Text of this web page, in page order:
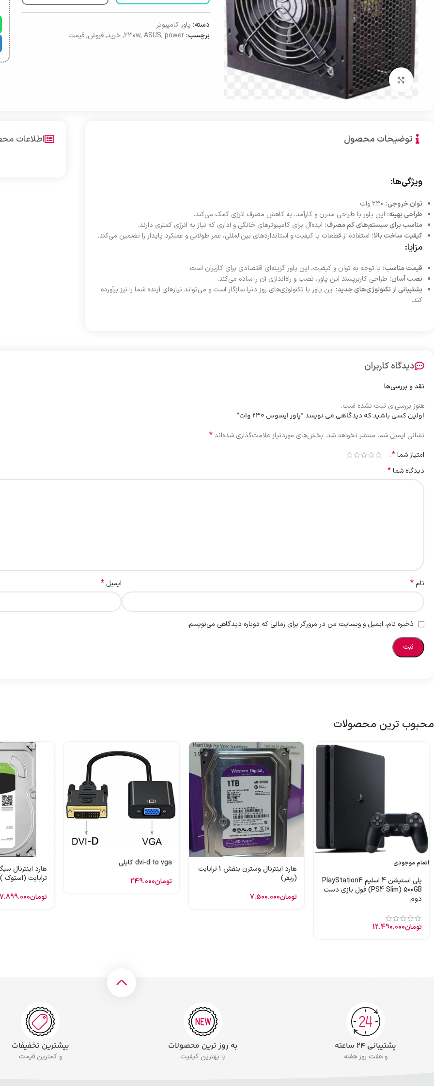
بزرگنمایی تصویر
دسته: پاور کامپیوتر
برچسب:
230w, ASUS, power
, خرید, فروش, قیمت
توضیحات محصول
ویژگی‌ها:
توان خروجی:
طراحی بهینه: این پاور با طراحی مدرن و کارآمد، به کاهش مصرف انرژی کمک می‌کند.
مناسب برای سیستم‌های کم مصرف: ایده‌آل برای کامپیوترهای خانگی و اداری که نیاز به انرژی کمتری دارند.
کیفیت ساخت بالا: استفاده از قطعات با کیفیت و استانداردهای بین‌المللی، عمر طولانی و عملکرد پایدار را تضمین می‌کند.
مزایا:
قیمت مناسب: با توجه به توان و کیفیت، این پاور گزینه‌ای اقتصادی برای کاربران است.
نصب آسان: طراحی کاربرپسند این پاور، نصب و راه‌اندازی آن را ساده می‌کند.
پشتیبانی از تکنولوژی‌های جدید: این پاور با تکنولوژی‌های روز دنیا سازگار است و می‌تواند نیازهای آینده شما را نیز برآورده
کند.
اطلاعات
دیدگاه کاربران
نقد و بررسی‌ها
هنوز بررسی‌ای ثبت نشده است.
اولین کسی باشید که دیدگاهی می نویسد “پاور ایسوس 230 وات”
نشانی ایمیل شما منتشر نخواهد شد. بخش‌های موردنیاز علامت‌گذاری شده‌اند*
امتیاز شما*
دیدگاه شما*
نام* ایمیل *
ذخیره نام، ایمیل و وبسایت من در مرورگر برای زمانی که دوباره دیدگاهی می‌نویسم.
محبوب ترین محصولات
اتمام موجودی
پلی استیشن 4 اسلیم PlayStation4
(PS4 Slim) 500GB فول بازی دست
دوم
تومان12.490.000
هارد اینترنال وسترن بنفش 1 ترابایت
(ریفر)
تومان7.500.000
dvi-d to vga کابلی
تومان249.000
ترابایت (استوک )
تومان7.899.000
پشتیبانی ۲۴ ساعته
و هفت روز هفته
به روز ترین محصولات
با بهترین کیفیت
بیشترین تخفیفات
و کمترین قیمت